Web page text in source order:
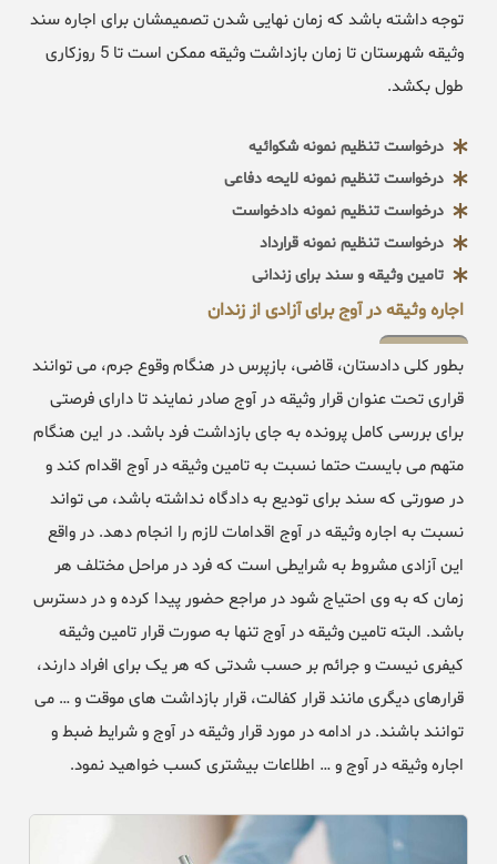
توجه داشته باشد که زمان نهایی شدن تصمیمشان برای اجاره سند
وثیقه شهرستان تا زمان بازداشت وثیقه ممکن است تا 5 روزکاری
طول بکشد.
درخواست تنظیم نمونه شکوائیه
درخواست تنظیم نمونه لایحه دفاعی
درخواست تنظیم نمونه دادخواست
درخواست تنظیم نمونه قرارداد
تامین وثیقه و سند برای زندانی
اجاره وثیقه در آوج برای آزادی از زندان
بطور کلی دادستان، قاضی، بازپرس در هنگام وقوع جرم، می توانند
قراری تحت عنوان قرار وثیقه در آوج صادر نمایند تا دارای فرصتی
برای بررسی کامل پرونده به جای بازداشت فرد باشد. در این هنگام
متهم می بایست حتما نسبت به تامین وثیقه در آوج اقدام کند و
در صورتی که سند برای تودیع به دادگاه نداشته باشد، می تواند
نسبت به اجاره وثیقه در آوج اقدامات لازم را انجام دهد. در واقع
این آزادی مشروط به شرایطی است که فرد در مراحل مختلف هر
زمان که به وی احتیاج شود در مراجع حضور پیدا کرده و در دسترس
باشد. البته تامین وثیقه در آوج تنها به صورت قرار تامین وثیقه
کیفری نیست و جرائم بر حسب شدتی که هر یک برای افراد دارند،
قرارهای دیگری مانند قرار کفالت، قرار بازداشت های موقت و … می
توانند باشند. در ادامه در مورد قرار وثیقه در آوج و شرایط ضبط و
اجاره وثیقه در آوج و … اطلاعات بیشتری کسب خواهید نمود.